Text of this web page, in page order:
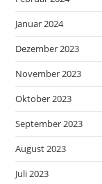
Januar 2024
Dezember 2023
November 2023
Oktober 2023
September 2023
August 2023
Juli 2023